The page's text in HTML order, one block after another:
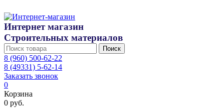
Интернет магазин
Строительных материалов
Поиск
8 (960) 500-62-22
8 (49331) 5-62-14
Заказать звонок
0
Корзина
0 руб.